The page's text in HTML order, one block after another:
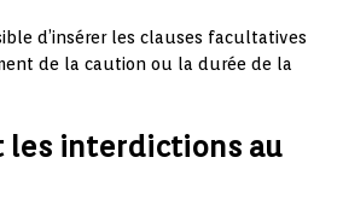
d’insérer les clauses facultatives
de la caution ou la durée de la
les interdictions au